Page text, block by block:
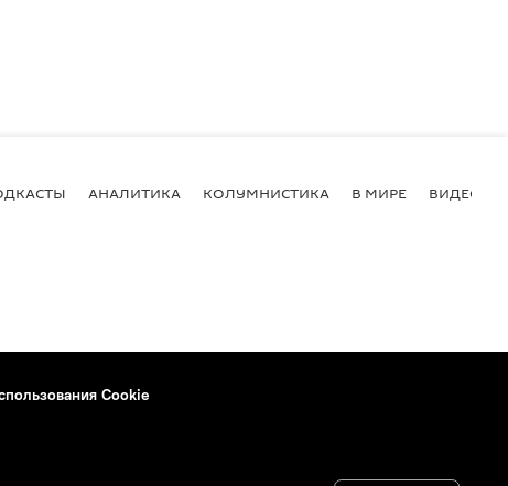
АНАЛИТИКА КОЛУМНИСТИКА В МИРЕ ВИДЕО
Cookie